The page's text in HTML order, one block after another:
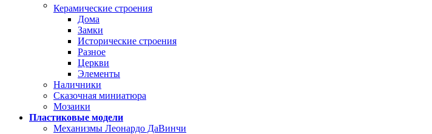
Керамические строения
Дома
Замки
Исторические строения
Разное
Церкви
Элементы
Наличники
Сказочная миниатюра
Мозаики
Пластиковые модели
Механизмы Леонардо ДаВинчи